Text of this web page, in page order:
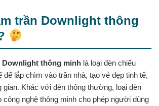
trần Downlight thông
Downlight thông minh là loại đèn chiếu
lắp chìm vào trần nhà, tạo vẻ đẹp tinh tế,
gian. Khác với đèn thông thường, loại đèn
nghệ thông minh cho phép người dùng